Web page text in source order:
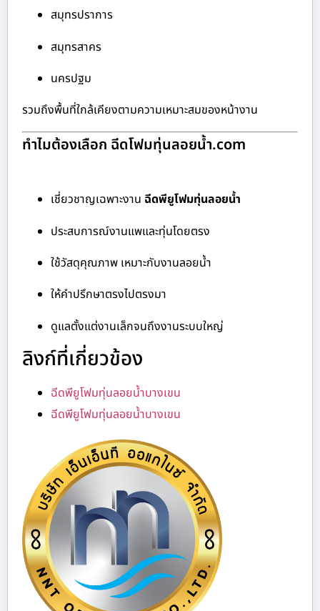
สมุทรปราการ
สมุทรสาคร
นครปฐม
รวมถึงพื้นที่ใกล้เคียงตามความเหมาะสมของหน้างาน
ทำไมต้องเลือก ฉีดโฟมทุ่นลอยน้ำ.com
เชี่ยวชาญเฉพาะงาน ฉีดพียูโฟมทุ่นลอยน้ำ
ประสบการณ์งานแพและทุ่นโดยตรง
ใช้วัสดุคุณภาพ เหมาะกับงานลอยน้ำ
ให้คำปรึกษาตรงไปตรงมา
ดูแลตั้งแต่งานเล็กจนถึงงานระบบใหญ่
ลิงก์ที่เกี่ยวข้อง
ฉีดพียูโฟมทุ่นลอยน้ำบางเขน
ฉีดพียูโฟมทุ่นลอยน้ำบางเขน